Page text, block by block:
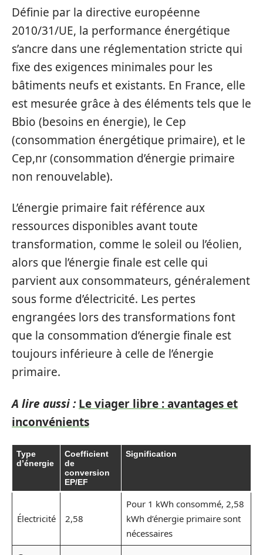
Définie par la directive européenne
2010/31/UE, la performance énergétique
s’ancre dans une réglementation stricte qui
fixe des exigences minimales pour les
bâtiments neufs et existants. En France, elle
est mesurée grâce à des éléments tels que le
Bbio (besoins en énergie), le Cep
(consommation énergétique primaire), et le
Cep,nr (consommation d’énergie primaire
non renouvelable).
L’énergie primaire fait référence aux
ressources disponibles avant toute
transformation, comme le soleil ou l’éolien,
alors que l’énergie finale est celle qui
parvient aux consommateurs, généralement
sous forme d’électricité. Les pertes
engrangées lors des transformations font
que la consommation d’énergie finale est
toujours inférieure à celle de l’énergie
primaire.
A lire aussi : Le viager libre : avantages et
inconvénients
Type
d’énergie
Coefficient
de
conversion
EP/EF
Signification
Électricité 2,58
Pour 1 kWh consommé, 2,58
kWh d’énergie primaire sont
nécessaires